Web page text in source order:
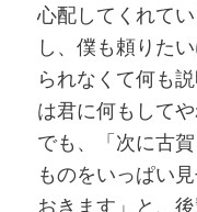
心配してくれて
し、僕も頼りた
られなくて何も
は君に何もして
でも、「次に古
ものをいっぱい
おきます」と、